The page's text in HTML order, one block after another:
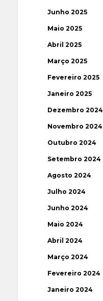
Junho 2025
Maio 2025
Abril 2025
Março 2025
Fevereiro 2025
Janeiro 2025
Dezembro 2024
Novembro 2024
Outubro 2024
Setembro 2024
Agosto 2024
Julho 2024
Junho 2024
Maio 2024
Abril 2024
Março 2024
Fevereiro 2024
Janeiro 2024